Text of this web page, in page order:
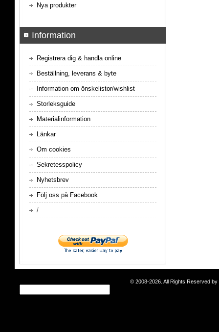
Nya produkter
Information
Registrera dig & handla online
Beställning, leverans & byte
Information om önskelistor/wishlist
Storleksguide
Materialinformation
Länkar
Om cookies
Sekretesspolicy
Nyhetsbrev
Följ oss på Facebook
/
© 2008-2026. All Rights Reserved